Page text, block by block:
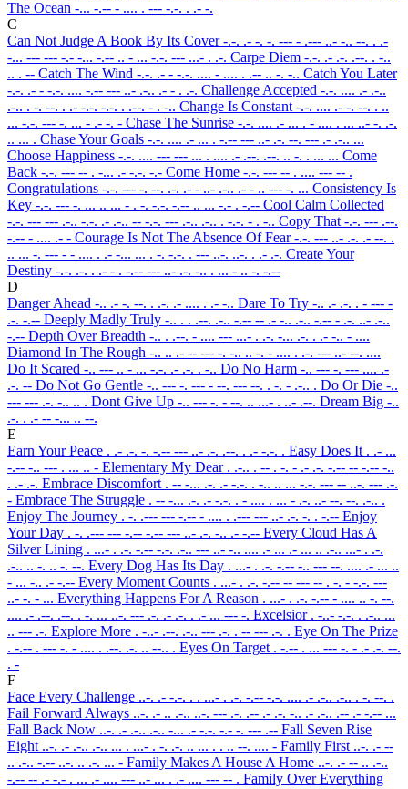
The Ocean -... -.-- - .... . --- -.-. . .- -.
C
Can Not Judge A Book By Its Cover-.-. .- -. -. --- - .--- ..- -.. --. . .-
-... --- --- -.- -... -.-- .. - ... -.-. --- ...- . .-. Carpe Diem -.-. .- .-. .--. . -..
.. . -- Catch The Wind -.-. .- - -.-. .... - .... . .-- .. -. -.. Catch You Later
-.-. .- - -.-. .... -.-- --- ..- .-.. .- - . .-. Challenge Accepted -.-. .... .- .-..
.-.. . -. --. . .- -.-. -.-. . .--. - . -.. Change Is Constant -.-. .... .- -. --. . ..
... -.-. --- -. ... - .- -. - Chase The Sunrise -.-. .... .- ... . - .... . ... ..- -. .-.
.. ... . Chase Your Goals -.-. .... .- ... . -.-- --- ..- .-. --. --- .- .-.. ...
Choose Happiness -.-. .... --- --- ... . .... .- .--. .--. .. -. . ... ... Come
Back -.-. --- -- . -... .- -.-. -.- Come Home -.-. --- -- . .... --- -- .
Congratulations -.-. --- -. --. .-. .- - ..- .-.. .- - .. --- -. ... Consistency Is
Key -.-. --- -. ... .. ... - . -. -.-. -.-- .. ... -.- . -.-- Cool Calm Collected
-.-. --- --- .-.. -.-. .- .-.. -- -.-. --- .-.. .-.. . -.-. - . -.. Copy That -.-. --- .--.
-.-- - .... .- - Courage Is Not The Absence Of Fear-.-. --- ..- .-. .- --. .
.. ... -. --- - - .... . .- -... ... . -. -.-. . --- ..-. ..-. . .- .-. Create Your
Destiny -.-. .-. . .- - . -.-- --- ..- .-. -.. . ... - .. -. -.--
D
Danger Ahead -.. .- -. --. . .-. .- .... . .- -.. Dare To Try -.. .- .-. . - --- -
.-. -.-- Deeply Madly Truly -.. . . .--. .-.. -.-- -- .- -.. .-.. -.-- - .-. ..- .-..
-.-- Depth Over Breadth -.. . .--. - .... --- ...- . .-. -... .-. . .- -.. - ....
Diamond In The Rough -.. .. .- -- --- -. -.. .. -. - .... . .-. --- ..- --. ....
Do It Scared -.. --- .. - ... -.-. .- .-. . -.. Do No Harm -.. --- -. --- .... .-
.-. -- Do Not Go Gentle -.. --- -. --- - --. --- --. . -. - .-.. . Do Or Die -..
--- --- .-. -.. .. . Dont Give Up -.. --- -. - --. .. ...- . ..- .--. Dream Big -..
.-. . .- -- -... .. --.
E
Earn Your Peace . .- .-. -. -.-- --- ..- .-. .--. . .- -.-. . Easy Does It . .- ...
-.-- -.. --- . ... .. - Elementary My Dear . .-.. . -- . -. - .- .-. -.-- -- -.-- -..
. .- .-. Embrace Discomfort . -- -... .-. .- -.-. . -.. .. ... -.-. --- -- ..-. --- .-.
- Embrace The Struggle . -- -... .-. .- -.-. . - .... . ... - .-. ..- --. --. .-.. .
Enjoy The Journey . -. .--- --- -.-- - .... . .--- --- ..- .-. -. . -.-- Enjoy
Your Day . -. .--- --- -.-- -.-- --- ..- .-. -.. .- -.-- Every Cloud Has A
Silver Lining . ...- . .-. -.-- -.-. .-.. --- ..- -.. .... .- ... .- ... .. .-.. ...- . .-.
.-.. .. -. .. -. --. Every Dog Has Its Day . ...- . .-. -.-- -.. --- --. .... .- ... ..
- ... -.. .- -.-- Every Moment Counts . ...- . .-. -.-- -- --- -- . -. - -.-. ---
..- -. - ... Everything Happens For A Reason . ...- . .-. -.-- - .... .. -. --.
.... .- .--. .--. . -. ... ..-. --- .-. .- .-. . .- ... --- -. Excelsior . -..- -.-. . .-.. ...
.. --- .-. Explore More . -..- .--. .-.. --- .-. . -- --- .-. . Eye On The Prize
. -.-- . --- -. - .... . .--. .-. .. --.. . Eyes On Target . -.-- . ... --- -. - .- .-. --.
. -
F
Face Every Challenge ..-. .- -.-. . . ...- . .-. -.-- -.-. .... .- .-.. .-.. . -. --. .
Fail Forward Always ..-. .- .. .-.. ..-. --- .-. .-- .- .-. -.. .- .-.. .-- .- -.-- ...
Fall Back Now ..-. .- .-.. .-.. -... .- -.-. -.- -. --- .-- Fall Seven Rise
Eight ..-. .- .-.. .-.. ... . ...- . -. .-. .. ... . . .. --. .... - Family First ..-. .- --
.. .-.. -.-- ..-. .. .-. ... - Family Makes A House A Home ..-. .- -- .. .-..
-.-- -- .- -.- . ... .- .... --- ..- ... . .- .... --- -- . Family Over Everything